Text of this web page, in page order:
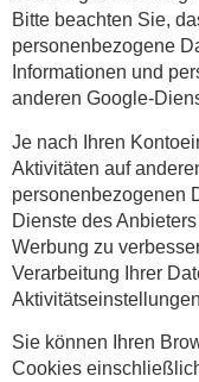
Bitte beachten Sie,
personenbezogene
Informationen und
anderen Google-
Je nach Ihren
Aktivitäten auf
personenbezogenen
Dienste des
Werbung zu
Verarbeitung Ihrer
Sie können Ihren
Cookies